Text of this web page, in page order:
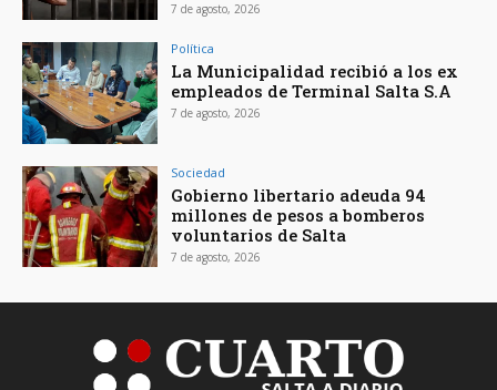
7 de agosto, 2026
Política
La Municipalidad recibió a los ex
empleados de Terminal Salta S.A
7 de agosto, 2026
Sociedad
Gobierno libertario adeuda 94
millones de pesos a bomberos
voluntarios de Salta
7 de agosto, 2026